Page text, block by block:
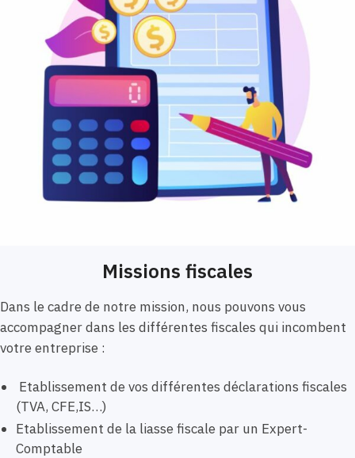
Missions fiscales
Dans le cadre de notre mission, nous pouvons vous
accompagner dans les différentes fiscales qui incombent
votre entreprise :
Etablissement de vos différentes déclarations fiscales
(TVA, CFE,IS…)
Etablissement de la liasse fiscale par un Expert-
Comptable